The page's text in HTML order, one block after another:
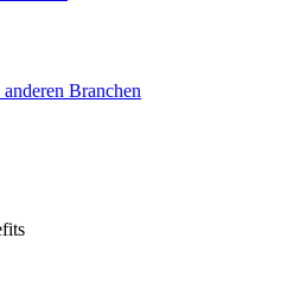
Branchen